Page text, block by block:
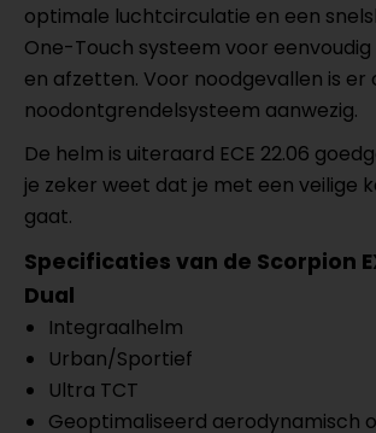
optimale luchtcirculatie en een
One-Touch systeem voor
en afzetten. Voor noodgevallen is er
noodontgrendelsysteem aanwezig.
De helm is uiteraard ECE 22.06
je zeker weet dat je met een veilige
gaat.
Specificaties van de Scorpion
Dual
Integraalhelm
Urban/Sportief
Ultra TCT
Geoptimaliseerd aerodynamisch